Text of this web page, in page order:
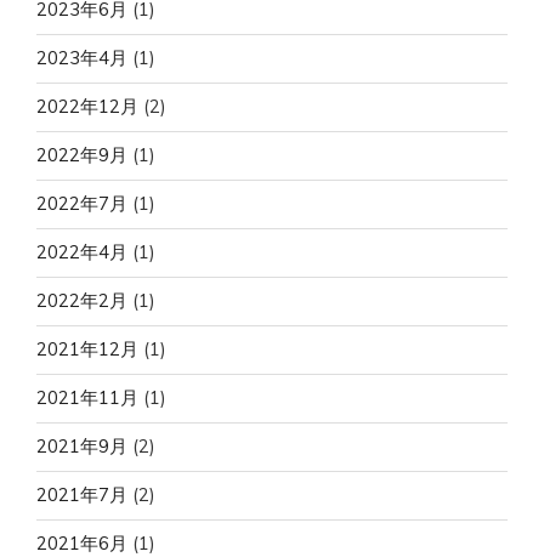
2023年6月 (1)
2023年4月 (1)
2022年12月 (2)
2022年9月 (1)
2022年7月 (1)
2022年4月 (1)
2022年2月 (1)
2021年12月 (1)
2021年11月 (1)
2021年9月 (2)
2021年7月 (2)
2021年6月 (1)